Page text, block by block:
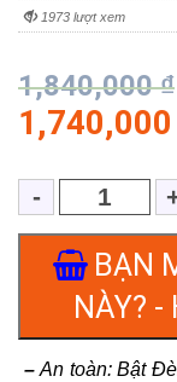
1973 lượt xem
1,840,000₫
1,740,000
BẠN
NÀY? -
–An toàn: Bật